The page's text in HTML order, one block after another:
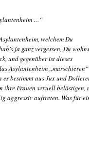
…“
welchem Du
ja ganz vergessen, Du
und gegenüber ist dieses
Asylantenheim „marschieren“
bestimmt aus Jux und
ihre Frauen sexuell belästigen,
aggressiv auftreten. Was für